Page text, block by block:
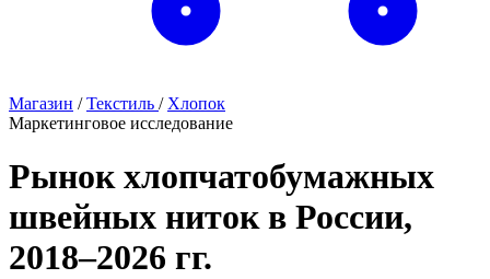
Магазин / Текстиль / Хлопок
Маркетинговое исследование
Рынок хлопчатобумажных
швейных ниток в России,
2018–2026 гг.